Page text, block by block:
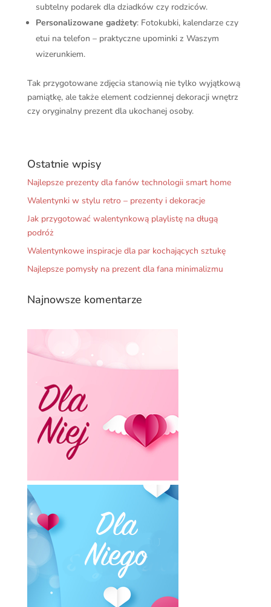
subtelny podarek dla dziadków czy rodziców.
Personalizowane gadżety: Fotokubki, kalendarze czy
etui na telefon – praktyczne upominki z Waszym
wizerunkiem.
Tak przygotowane zdjęcia stanowią nie tylko wyjątkową
pamiątkę, ale także element codziennej dekoracji wnętrz
czy oryginalny prezent dla ukochanej osoby.
Ostatnie wpisy
Najlepsze prezenty dla fanów technologii smart home
Walentynki w stylu retro – prezenty i dekoracje
Jak przygotować walentynkową playlistę na długą
podróż
Walentynkowe inspiracje dla par kochających sztukę
Najlepsze pomysły na prezent dla fana minimalizmu
Najnowsze komentarze